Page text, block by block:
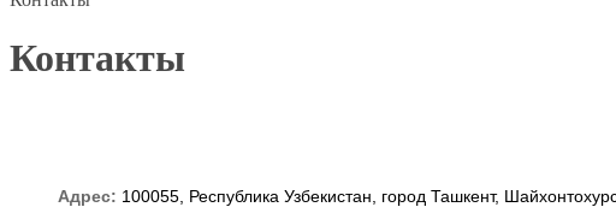
Контакты
Адрес: 100055, Республика Узбекистан, город Ташкент,